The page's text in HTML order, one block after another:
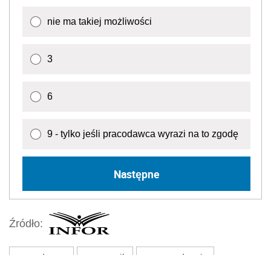
nie ma takiej możliwości
3
6
9 - tylko jeśli pracodawca wyrazi na to zgodę
Następne
Źródło: